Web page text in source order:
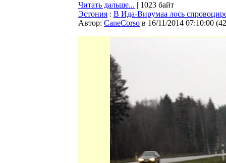
Читать дальше... | 1023 байт
Эстония : В Ида-Вирумаа лось
Автор: CaneCorso в 16/11/2014 07:10:00 (